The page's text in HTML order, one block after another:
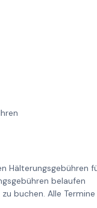
Hälterungsgebühren
belaufen
buchen. Alle Termine